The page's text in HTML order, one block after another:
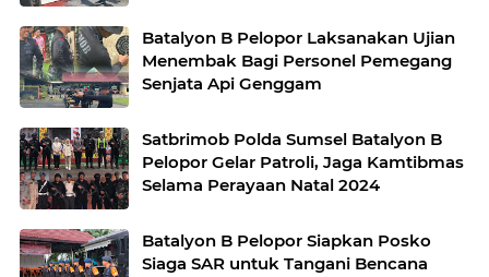
Batalyon B Pelopor Laksanakan Ujian
Menembak Bagi Personel Pemegang
Senjata Api Genggam
Satbrimob Polda Sumsel Batalyon B
Pelopor Gelar Patroli, Jaga Kamtibmas
Selama Perayaan Natal 2024
Batalyon B Pelopor Siapkan Posko
Siaga SAR untuk Tangani Bencana